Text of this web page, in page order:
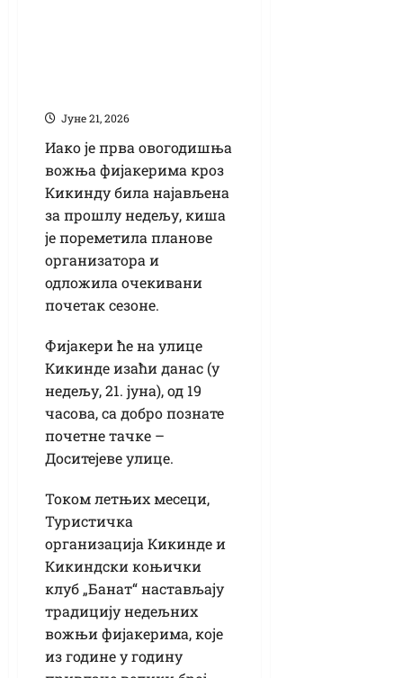
Јуне 21, 2026
Иако је прва овогодишња
вожња фијакерима кроз
Кикинду била најављена
за прошлу недељу, киша
је пореметила планове
организатора и
одложила очекивани
почетак сезоне.
Фијакери ће на улице
Кикинде изаћи данас (у
недељу, 21. јуна), од 19
часова, са добро познате
почетне тачке –
Доситејеве улице.
Током летњих месеци,
Туристичка
организација Кикинде и
Кикиндски коњички
клуб „Банат“ настављају
традицију недељних
вожњи фијакерима, које
из године у годину